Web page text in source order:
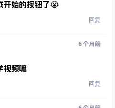
开始的按钮了😭
回复
6 个月前
视频嘛
回复